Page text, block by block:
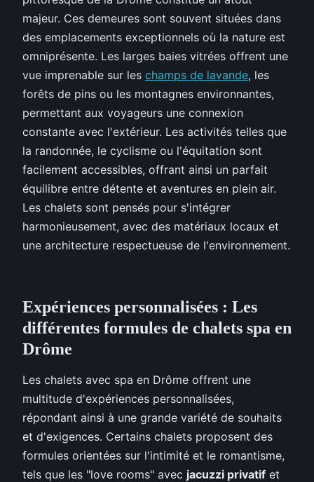
majeur. Ces demeures sont souvent situées dans
des emplacements exceptionnels où la nature est
omniprésente. Les larges baies vitrées offrent une
vue imprenable sur les champs de lavande, les
forêts de pins ou les montagnes environnantes,
permettant aux voyageurs une connexion
constante avec l'extérieur. Les activités telles que
la randonnée, le cyclisme ou l'équitation sont
facilement accessibles, offrant ainsi un parfait
équilibre entre détente et aventures en plein air.
Les chalets sont pensés pour s'intégrer
harmonieusement, avec des matériaux locaux et
une architecture respectueuse de l'environnement.
Expériences personnalisées : Les
différentes formules de chalets spa en
Drôme
Les chalets avec spa en Drôme offrent une
multitude d'expériences personnalisées,
répondant ainsi à une grande variété de souhaits
et d'exigences. Certains chalets proposent des
formules orientées sur l'intimité et le romantisme,
tels que les "love rooms" avec jacuzzi privatif et